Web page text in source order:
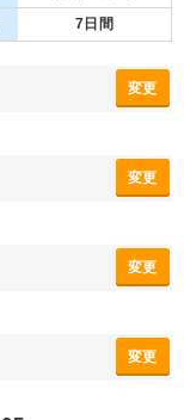
7日間
変更
変更
変更
変更